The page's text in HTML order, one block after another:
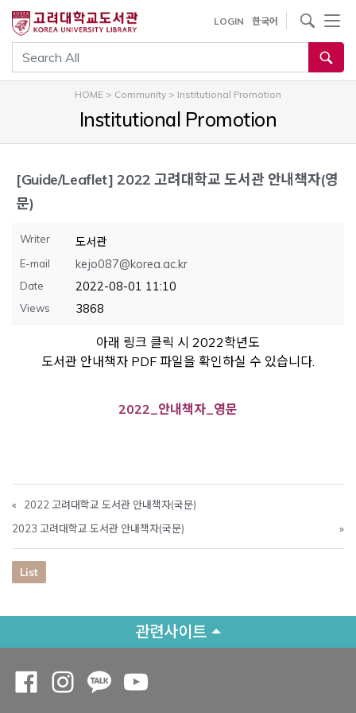
건
기
통합검색
LOGIN 한국어
사이트내 검색
HOME > Community > Institutional Promotion
Institutional Promotion
[Guide/Leaflet] 2022 고려대학교 도서관 안내책자(영
문)
Writer 도서관
E-mail kejo087@korea.ac.kr
Date 2022-08-01 11:10
Views 3868
아래 링크 클릭 시 2022학년도
도서관 안내책자 PDF 파일을 확인하실 수 있습니다.
2022_안내책자_영문
«
2022 고려대학교 도서관 안내책자(국문)
2023 고려대학교 도서관 안내책자(국문)
»
List
관련사이트
Opens a new window
Opens a new window
Opens a new window